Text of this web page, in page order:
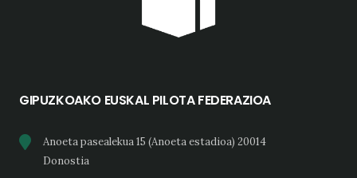
GIPUZKOAKO EUSKAL PILOTA FEDERAZIOA
Anoeta pasealekua 15 (Anoeta estadioa) 20014
Donostia